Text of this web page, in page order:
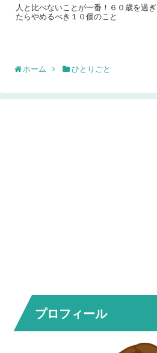
人と比べないことが一番！６０歳を過ぎ
たらやめるべき１０個のこと
ホーム ひとりごと
プロフィール